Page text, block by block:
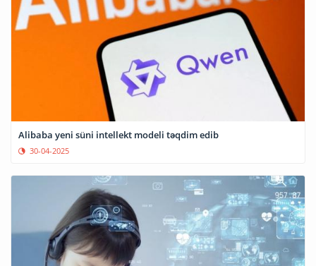
Alibaba yeni süni intellekt modeli təqdim edib
30-04-2025